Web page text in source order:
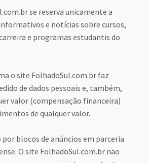
se reserva unicamente a
e notícias sobre cursos,
e programas estudantis do
o site FolhadoSul.com.br faz
de dados pessoais e, também,
valor (compensação financeira)
de qualquer valor.
blocos de anúncios em parceria
O site FolhadoSul.com.br não